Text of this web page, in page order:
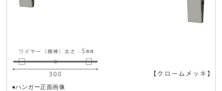
●ハンガー正面画像